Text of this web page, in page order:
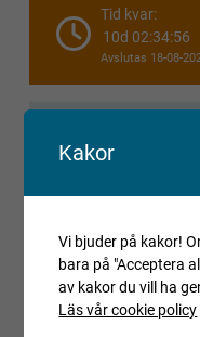
Tid kvar:
10d 02:34:55
Avslutas 18-08-
25% moms tillkommer
En slagavgift på 1 200
Kakor
Vi bjuder på kakor!
bara på "Acceptera
av kakor du vill ha
Läs vår cookie policy